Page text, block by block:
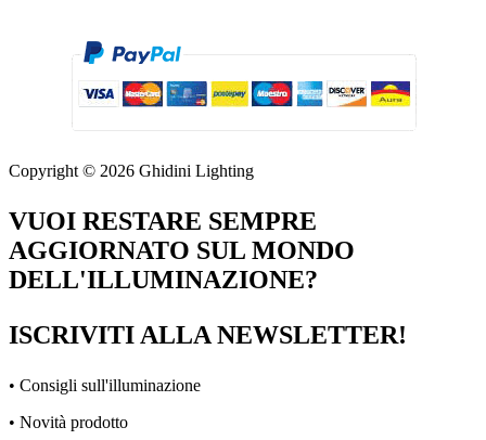
Copyright © 2026 Ghidini Lighting
VUOI RESTARE SEMPRE
AGGIORNATO SUL MONDO
DELL'ILLUMINAZIONE?
ISCRIVITI ALLA NEWSLETTER!
• Consigli sull'illuminazione
• Novità prodotto